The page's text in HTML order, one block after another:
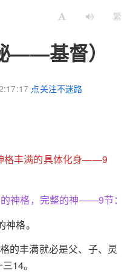
繁
——基督）
点关注不迷路
格丰满的具体化身——9
神格，完整的神——9节：
格。
的丰满就必是父、子、灵
14。